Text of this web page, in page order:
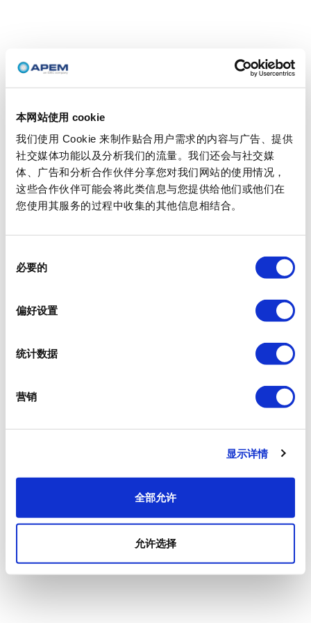
本网站使用 cookie
我们使用 Cookie 来制作贴合用户需求的内容与广告、提供
社交媒体功能以及分析我们的流量。我们还会与社交媒
体、广告和分析合作伙伴分享您对我们网站的使用情况，
这些合作伙伴可能会将此类信息与您提供给他们或他们在
您使用其服务的过程中收集的其他信息相结合。
必要的
偏好设置
统计数据
营销
显示详情
全部允许
允许选择